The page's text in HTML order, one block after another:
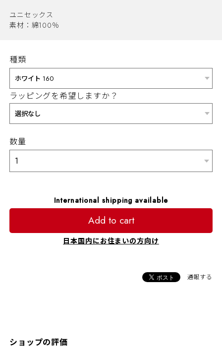
ユニセックス
素材：綿100％
種類
ラッピングを希望しますか？
数量
International shipping available
Add to cart
日本国内にお住まいの方向け
通報する
ショップの評価